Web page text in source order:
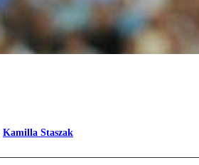
Kamilla Staszak